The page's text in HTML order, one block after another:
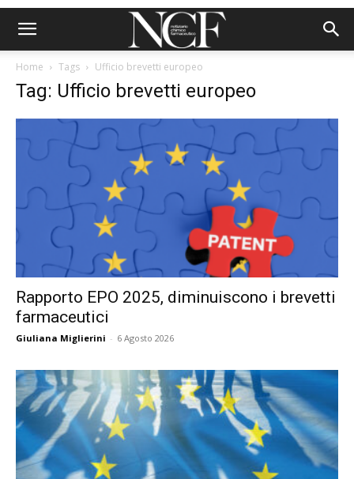
Home Tags Ufficio brevetti europeo
Tag: Ufficio brevetti europeo
Rapporto EPO 2025, diminuiscono i brevetti
farmaceutici
Giuliana Miglierini - 6 Agosto 2026